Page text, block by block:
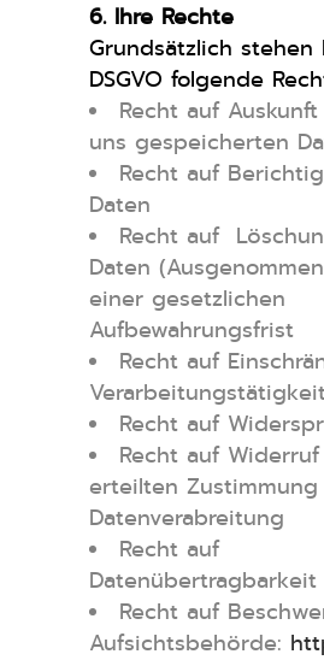
6. Ihre Rechte
Grundsätzlich stehen
DSGVO folgende
Recht auf
uns gespeicherten
Recht auf
Daten
Recht auf
Daten
einer gesetzlichen
Aufbewahrungsfrist
Recht auf
Recht auf
Recht auf
erteilten
Datenverabreitung
Recht auf
Datenübertragbarkeit
Recht auf
Aufsichtsbehörde: